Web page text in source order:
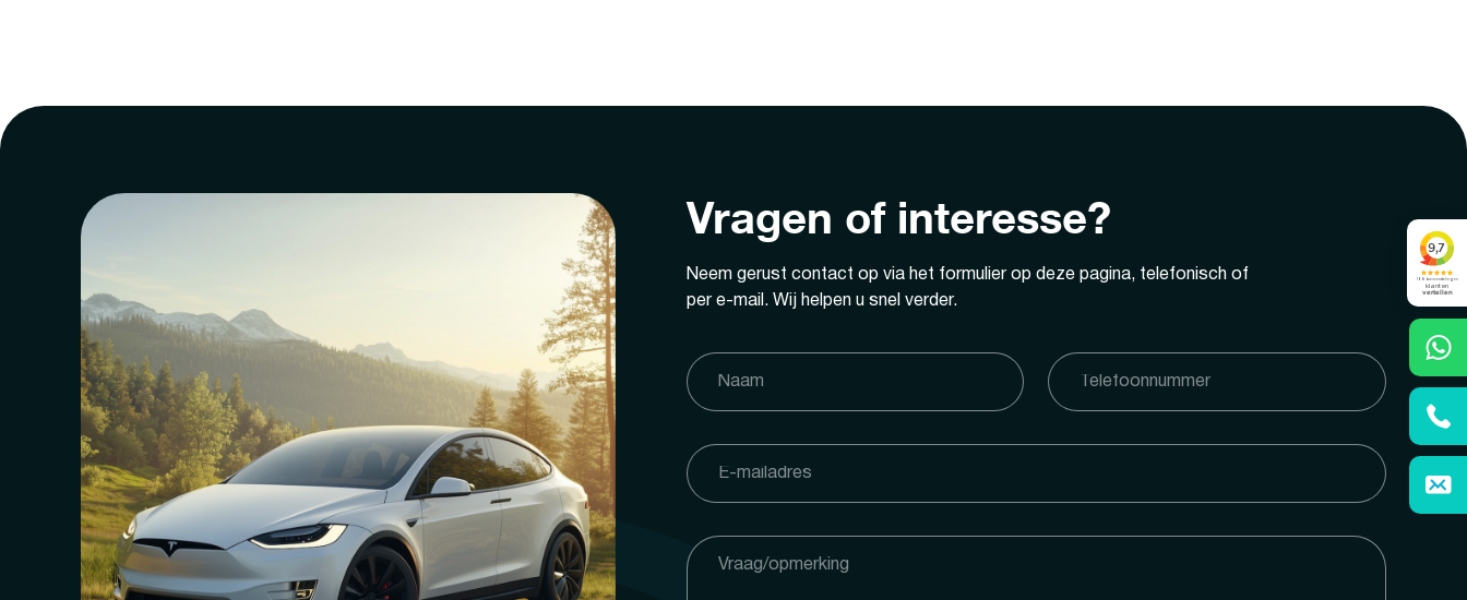
Vragen of interesse?
Neem gerust contact op via het formulier op deze pagina, telefonisch of
per e-mail. Wij helpen u snel verder.